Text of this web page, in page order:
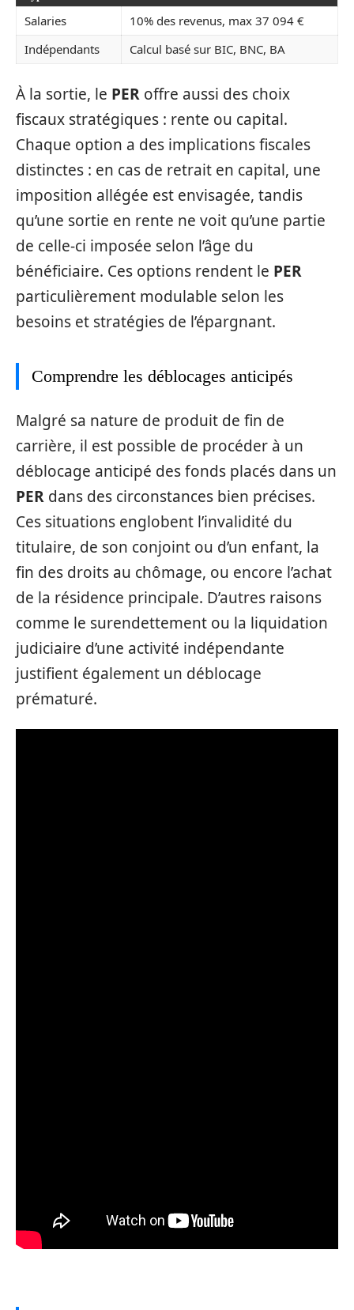
Salaries
10% des revenus, max 37 094 €
Indépendants
Calcul basé sur BIC, BNC, BA
À la sortie, le PER offre aussi des choix
fiscaux stratégiques : rente ou capital.
Chaque option a des implications fiscales
distinctes : en cas de retrait en capital, une
imposition allégée est envisagée, tandis
qu’une sortie en rente ne voit qu’une partie
de celle-ci imposée selon l’âge du
bénéficiaire. Ces options rendent le PER
particulièrement modulable selon les
besoins et stratégies de l’épargnant.
Comprendre les déblocages anticipés
Malgré sa nature de produit de fin de
carrière, il est possible de procéder à un
déblocage anticipé des fonds placés dans un
PER dans des circonstances bien précises.
Ces situations englobent l’invalidité du
titulaire, de son conjoint ou d’un enfant, la
fin des droits au chômage, ou encore l’achat
de la résidence principale. D’autres raisons
comme le surendettement ou la liquidation
judiciaire d’une activité indépendante
justifient également un déblocage
prématuré.